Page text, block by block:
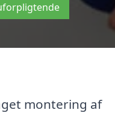
montering af